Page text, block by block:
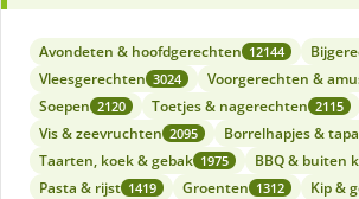
Avondeten & hoofdgerechten 12144
Vleesgerechten 3024 Voorgerechten &
Soepen 2120 Toetjes & nagerechten 2115
Vis & zeevruchten 2095 Borrelhapjes &
Taarten, koek & gebak 1975 BBQ & buiten
Pasta & rijst 1419 Groenten 1312 Kip &